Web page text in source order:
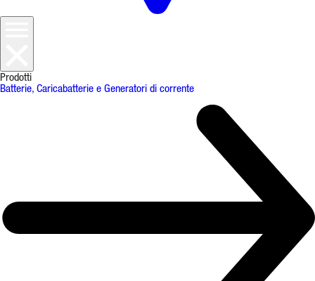
Prodotti
Batterie, Caricabatterie e Generatori di corrente